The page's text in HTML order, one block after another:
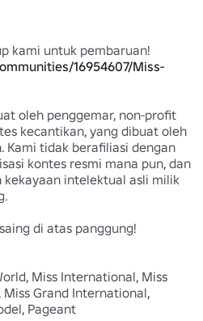
16954607/Miss-
oleh penggemar, non-profit
kecantikan, yang dibuat oleh
Kami tidak berafiliasi dengan
kontes resmi mana pun, dan
kekayaan intelektual asli milik
di atas panggung!
Miss International, Miss
Grand International,
Pageant